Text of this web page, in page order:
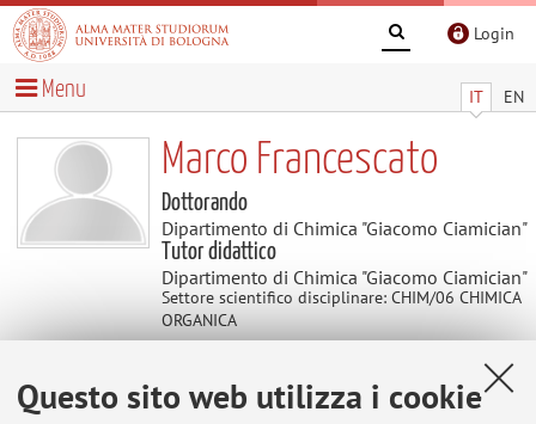
Questo sito web utilizza i cookie
Login
IT EN
Menu
Marco Francescato
Dottorando
Dipartimento di Chimica "Giacomo Ciamician"
Tutor didattico
Dipartimento di Chimica "Giacomo Ciamician"
Settore scientifico disciplinare: CHIM/06 CHIMICA
ORGANICA
Contatti